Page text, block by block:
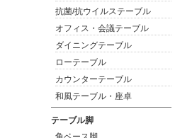
抗菌/抗ウイルステーブル
オフィス・会議テーブル
ダイニングテーブル
ローテーブル
カウンターテーブル
和風テーブル・座卓
テーブル脚